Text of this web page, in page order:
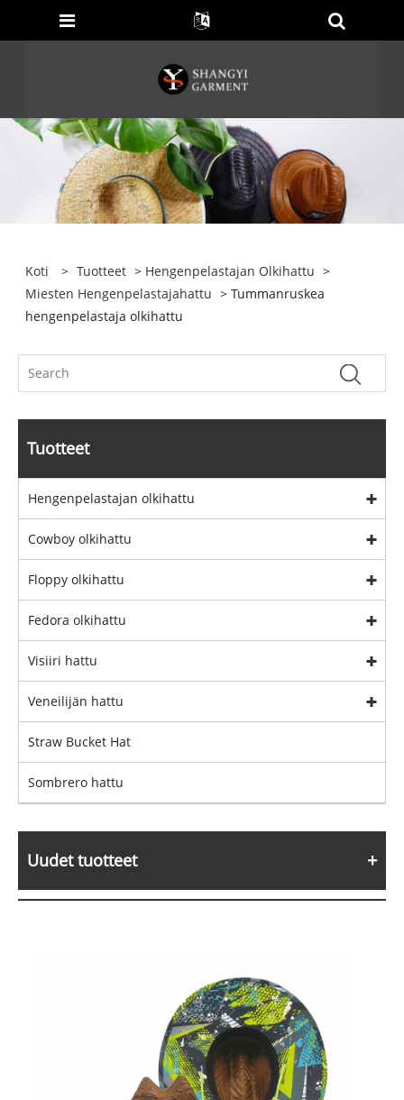
Koti > Tuotteet > Hengenpelastajan Olkihattu >
Miesten Hengenpelastajahattu > Tummanruskea
hengenpelastaja olkihattu
Tuotteet
Hengenpelastajan olkihattu
Cowboy olkihattu
Floppy olkihattu
Fedora olkihattu
Visiiri hattu
Veneilijän hattu
Straw Bucket Hat
Sombrero hattu
Uudet tuotteet